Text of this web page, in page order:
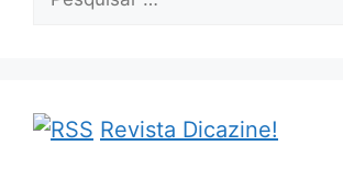
por:
Revista Dicazine!